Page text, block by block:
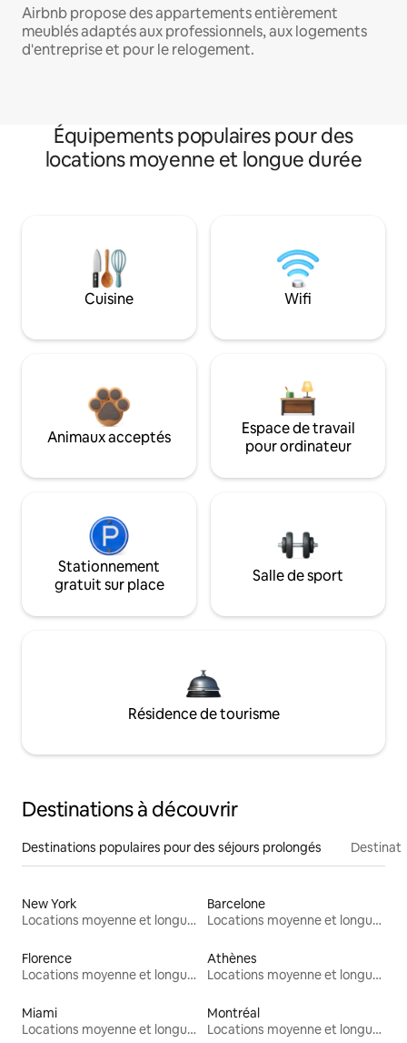
Airbnb propose des appartements entièrement
meublés adaptés aux professionnels, aux logements
d'entreprise et pour le relogement.
Équipements populaires pour des
locations moyenne et longue durée
Cuisine Wifi
Animaux acceptés
Espace de travail
pour ordinateur
Stationnement
gratuit sur place
Salle de sport
Résidence de tourisme
Destinations à découvrir
Destinations populaires pour des séjours prolongés
New York
Locations moyenne et longue durée
Barcelone
Locations moyenne et longue durée
Florence
Locations moyenne et longue durée
Athènes
Locations moyenne et longue durée
Miami
Locations moyenne et longue durée
Montréal
Locations moyenne et longue durée